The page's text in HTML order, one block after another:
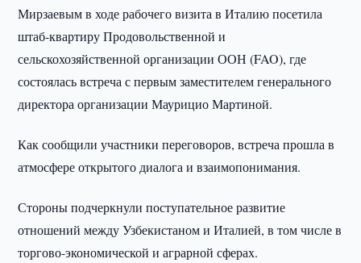
Мирзаевым в ходе рабочего визита в Италию посетила
штаб-квартиру Продовольственной и
сельскохозяйственной организации ООН (FAO), где
состоялась встреча с первым заместителем генерального
директора организации Маурицио Мартиной.
Как сообщили участники переговоров, встреча прошла в
атмосфере открытого диалога и взаимопонимания.
Стороны подчеркнули поступательное развитие
отношений между Узбекистаном и Италией, в том числе в
торгово-экономической и аграрной сферах.